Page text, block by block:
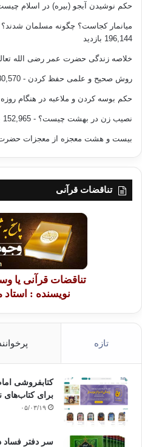
حکم نوشیدن آبجو (بیره) در اسلام
میانمار کجاست؟ چگونه مسلمان
196,144 بازدید
خلاصه زندگی حضرت عمر رضی الله
روش صحیح و علمی حفظ کردن - 180,570 بازدید
حکم بوسه کردن و ملاعبه در هنگام روزه
نصیب زن در بهشت چیست؟ - 152,965 بازدید
بیست و هشت معجزه از معجزات حضرت
تناقضات قرآنی
تناقضات قرآنی یا
نویسنده :
تازه
کتابفروشی
برای کتاب‌های
۰۵/۰۳/۱۹
سر دفتر فساد